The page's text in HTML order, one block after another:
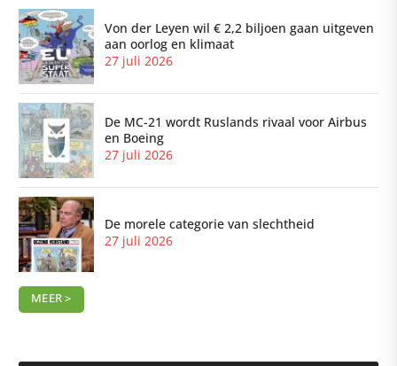
Von der Leyen wil € 2,2 biljoen gaan uitgeven
aan oorlog en klimaat
27 juli 2026
De MC-21 wordt Ruslands rivaal voor Airbus
en Boeing
27 juli 2026
De morele categorie van slechtheid
27 juli 2026
MEER >